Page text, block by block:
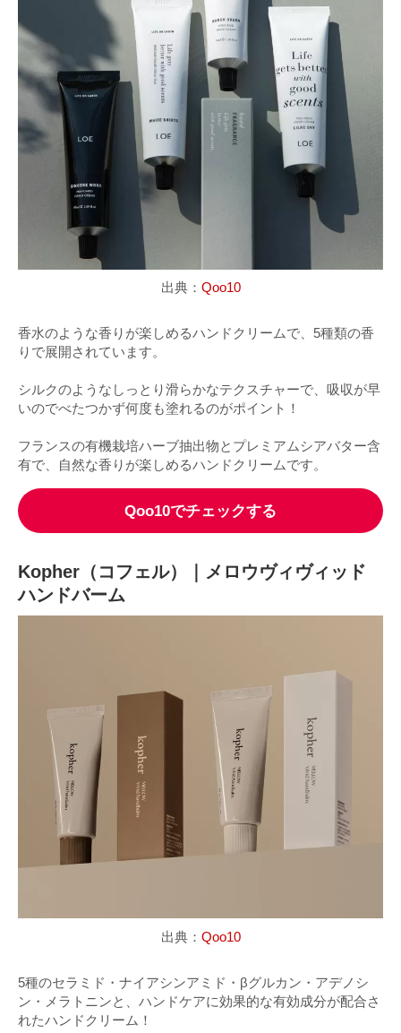
出典： Qoo10
香水のような香りが楽しめるハンドクリームで、5種類の香
りで展開されています。
シルクのようなしっとり滑らかなテクスチャーで、吸収が早
いのでべたつかず何度も塗れるのがポイント！
フランスの有機栽培ハーブ抽出物とプレミアムシアバター含
有で、自然な香りが楽しめるハンドクリームです。
Qoo10でチェックする
Kopher（コフェル）｜メロウヴィヴィッド
ハンドバーム
出典： Qoo10
5種のセラミド・ナイアシンアミド・βグルカン・アデノシ
ン・メラトニンと、ハンドケアに効果的な有効成分が配合さ
れたハンドクリーム！